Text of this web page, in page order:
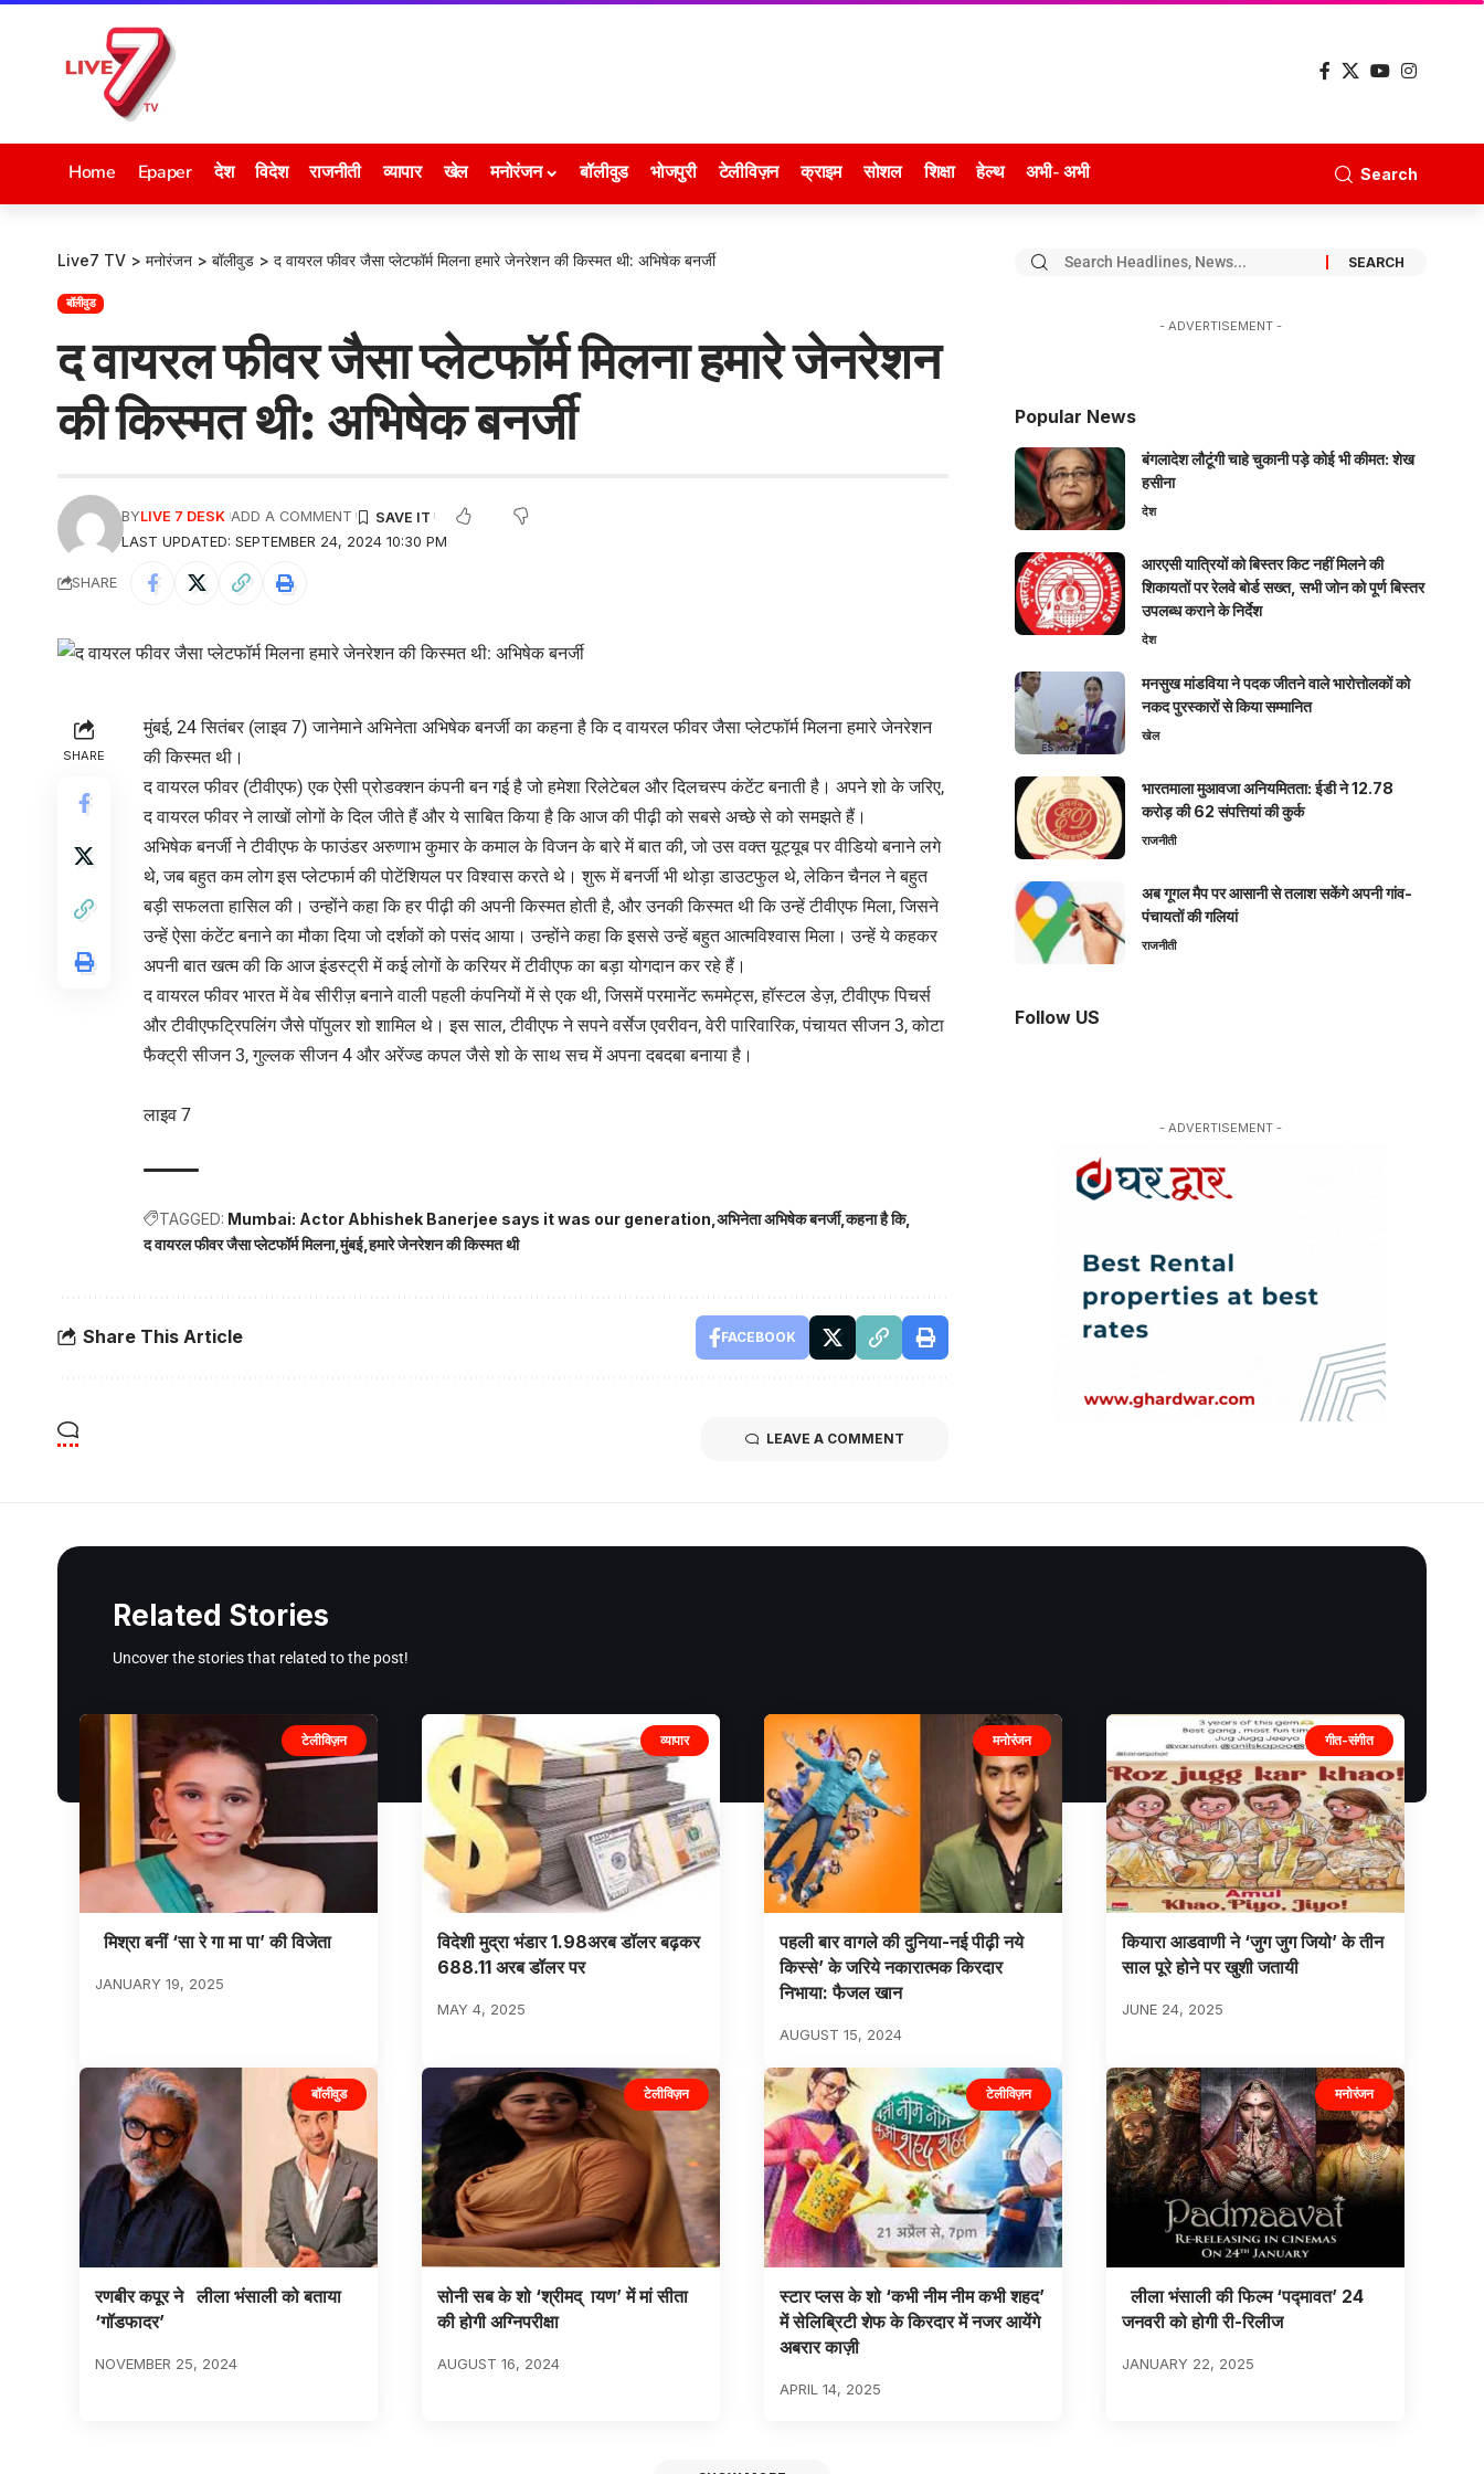
Home Epaper देश विदेश राजनीती व्यापार खेल मनोरंजन बॉलीवुड भोजपुरी टेलीविज़न क्राइम सोशल शिक्षा हेल्थ अभी- अभी Search
Live7 TV > मनोरंजन > बॉलीवुड > द वायरल फीवर जैसा प्लेटफॉर्म मिलना हमारे जेनरेशन की किस्मत थी: अभिषेक बनर्जी
बॉलीवुड
द वायरल फीवर जैसा प्लेटफॉर्म मिलना हमारे जेनरेशन
की किस्मत थी: अभिषेक बनर्जी
LAST UPDATED: SEPTEMBER 24, 2024 10:30 PM
BYLIVE 7 DESK ADD A COMMENT
SHARE
SHARE
मुंबई, 24 सितंबर (लाइव 7) जानेमाने अभिनेता अभिषेक बनर्जी का कहना है कि द वायरल फीवर जैसा प्लेटफॉर्म मिलना हमारे जेनरेशन
की किस्मत थी।
द वायरल फीवर (टीवीएफ) एक ऐसी प्रोडक्शन कंपनी बन गई है जो हमेशा रिलेटेबल और दिलचस्प कंटेंट बनाती है। अपने शो के जरिए,
द वायरल फीवर ने लाखों लोगों के दिल जीते हैं और ये साबित किया है कि आज की पीढ़ी को सबसे अच्छे से को समझते हैं।
अभिषेक बनर्जी ने टीवीएफ के फाउंडर अरुणाभ कुमार के कमाल के विजन के बारे में बात की, जो उस वक्त यूट्यूब पर वीडियो बनाने लगे
थे, जब बहुत कम लोग इस प्लेटफार्म की पोटेंशियल पर विश्वास करते थे। शुरू में बनर्जी भी थोड़ा डाउटफुल थे, लेकिन चैनल ने बहुत
बड़ी सफलता हासिल की। उन्होंने कहा कि हर पीढ़ी की अपनी किस्मत होती है, और उनकी किस्मत थी कि उन्हें टीवीएफ मिला, जिसने
उन्हें ऐसा कंटेंट बनाने का मौका दिया जो दर्शकों को पसंद आया। उन्होंने कहा कि इससे उन्हें बहुत आत्मविश्वास मिला। उन्हें ये कहकर
अपनी बात खत्म की कि आज इंडस्ट्री में कई लोगों के करियर में टीवीएफ का बड़ा योगदान कर रहे हैं।
द वायरल फीवर भारत में वेब सीरीज़ बनाने वाली पहली कंपनियों में से एक थी, जिसमें परमानेंट रूममेट्स, हॉस्टल डेज़, टीवीएफ पिचर्स
और टीवीएफट्रिपलिंग जैसे पॉपुलर शो शामिल थे। इस साल, टीवीएफ ने सपने वर्सेज एवरीवन, वेरी पारिवारिक, पंचायत सीजन 3, कोटा
फैक्ट्री सीजन 3, गुल्लक सीजन 4 और अरेंज्ड कपल जैसे शो के साथ सच में अपना दबदबा बनाया है।
लाइव 7
TAGGED: Mumbai: Actor Abhishek Banerjee says it was our generation अभिनेता अभिषेक बनर्जी कहना है कि
द वायरल फीवर जैसा प्लेटफॉर्म मिलना मुंबई हमारे जेनरेशन की किस्मत थी
Share This Article FACEBOOK
LEAVE A COMMENT
- ADVERTISEMENT -
Popular News
बंगलादेश लौटूंगी चाहे चुकानी पड़े कोई भी कीमत: शेख
हसीना
देश
आरएसी यात्रियों को बिस्तर किट नहीं मिलने की
शिकायतों पर रेलवे बोर्ड सख्त, सभी जोन को पूर्ण बिस्तर
उपलब्ध कराने के निर्देश
देश
मनसुख मांडविया ने पदक जीतने वाले भारोत्तोलकों को
नकद पुरस्कारों से किया सम्मानित
खेल
भारतमाला मुआवजा अनियमितता: ईडी ने 12.78
करोड़ की 62 संपत्तियां की कुर्क
राजनीती
अब गूगल मैप पर आसानी से तलाश सकेंगे अपनी गांव-
पंचायतों की गलियां
राजनीती
Follow US
- ADVERTISEMENT -
Related Stories
Uncover the stories that related to the post!
टेलीविज़न
मिश्रा बनीं ‘सा रे गा मा पा’ की विजेता
JANUARY 19, 2025
व्यापार
विदेशी मुद्रा भंडार 1.98अरब डॉलर बढ़कर
688.11 अरब डॉलर पर
MAY 4, 2025
मनोरंजन
पहली बार वागले की दुनिया-नई पीढ़ी नये
किस्से’ के जरिये नकारात्मक किरदार
निभाया: फैजल खान
AUGUST 15, 2024
गीत-संगीत
कियारा आडवाणी ने ‘जुग जुग जियो’ के तीन
साल पूरे होने पर खुशी जतायी
JUNE 24, 2025
बॉलीवुड
रणबीर कपूर ने लीला भंसाली को बताया
‘गॉडफादर’
NOVEMBER 25, 2024
टेलीविज़न
सोनी सब के शो ‘श्रीमद् ायण’ में मां सीता
की होगी अग्निपरीक्षा
AUGUST 16, 2024
टेलीविज़न
स्टार प्लस के शो ‘कभी नीम नीम कभी शहद’
में सेलिब्रिटी शेफ के किरदार में नजर आयेंगे
अबरार काज़ी
APRIL 14, 2025
मनोरंजन
लीला भंसाली की फिल्म ‘पद्मावत’ 24
जनवरी को होगी री-रिलीज
JANUARY 22, 2025